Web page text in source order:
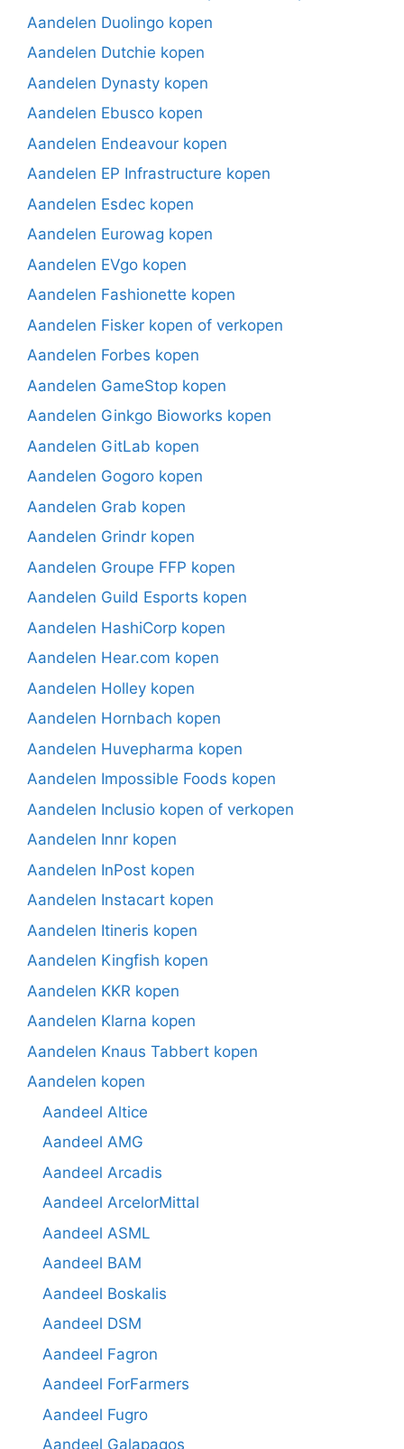
Aandelen Duolingo kopen
Aandelen Dutchie kopen
Aandelen Dynasty kopen
Aandelen Ebusco kopen
Aandelen Endeavour kopen
Aandelen EP Infrastructure kopen
Aandelen Esdec kopen
Aandelen Eurowag kopen
Aandelen EVgo kopen
Aandelen Fashionette kopen
Aandelen Fisker kopen of verkopen
Aandelen Forbes kopen
Aandelen GameStop kopen
Aandelen Ginkgo Bioworks kopen
Aandelen GitLab kopen
Aandelen Gogoro kopen
Aandelen Grab kopen
Aandelen Grindr kopen
Aandelen Groupe FFP kopen
Aandelen Guild Esports kopen
Aandelen HashiCorp kopen
Aandelen Hear.com kopen
Aandelen Holley kopen
Aandelen Hornbach kopen
Aandelen Huvepharma kopen
Aandelen Impossible Foods kopen
Aandelen Inclusio kopen of verkopen
Aandelen Innr kopen
Aandelen InPost kopen
Aandelen Instacart kopen
Aandelen Itineris kopen
Aandelen Kingfish kopen
Aandelen KKR kopen
Aandelen Klarna kopen
Aandelen Knaus Tabbert kopen
Aandelen kopen
Aandeel Altice
Aandeel AMG
Aandeel Arcadis
Aandeel ArcelorMittal
Aandeel ASML
Aandeel BAM
Aandeel Boskalis
Aandeel DSM
Aandeel Fagron
Aandeel ForFarmers
Aandeel Fugro
Aandeel Galapagos